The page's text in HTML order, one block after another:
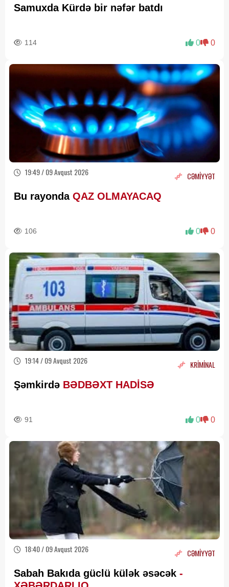
Samuxda Kürdə bir nəfər batdı
114 0 0
19:49 / 09 Avqust 2026 CƏMİYYƏT
Bu rayondaQAZ OLMAYACAQ
106 0 0
19:14 / 09 Avqust 2026 KRİMİNAL
Şəmkirdə BƏDBƏXT HADİSƏ
91 0 0
18:40 / 09 Avqust 2026 CƏMİYYƏT
Sabah Bakıda güclü külək əsəcək -